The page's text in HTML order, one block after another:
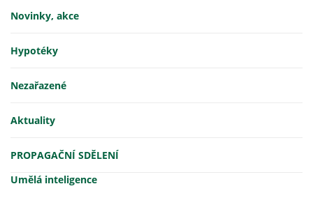
Novinky, akce
Hypotéky
Nezařazené
Aktuality
PROPAGAČNÍ SDĚLENÍ
Umělá inteligence